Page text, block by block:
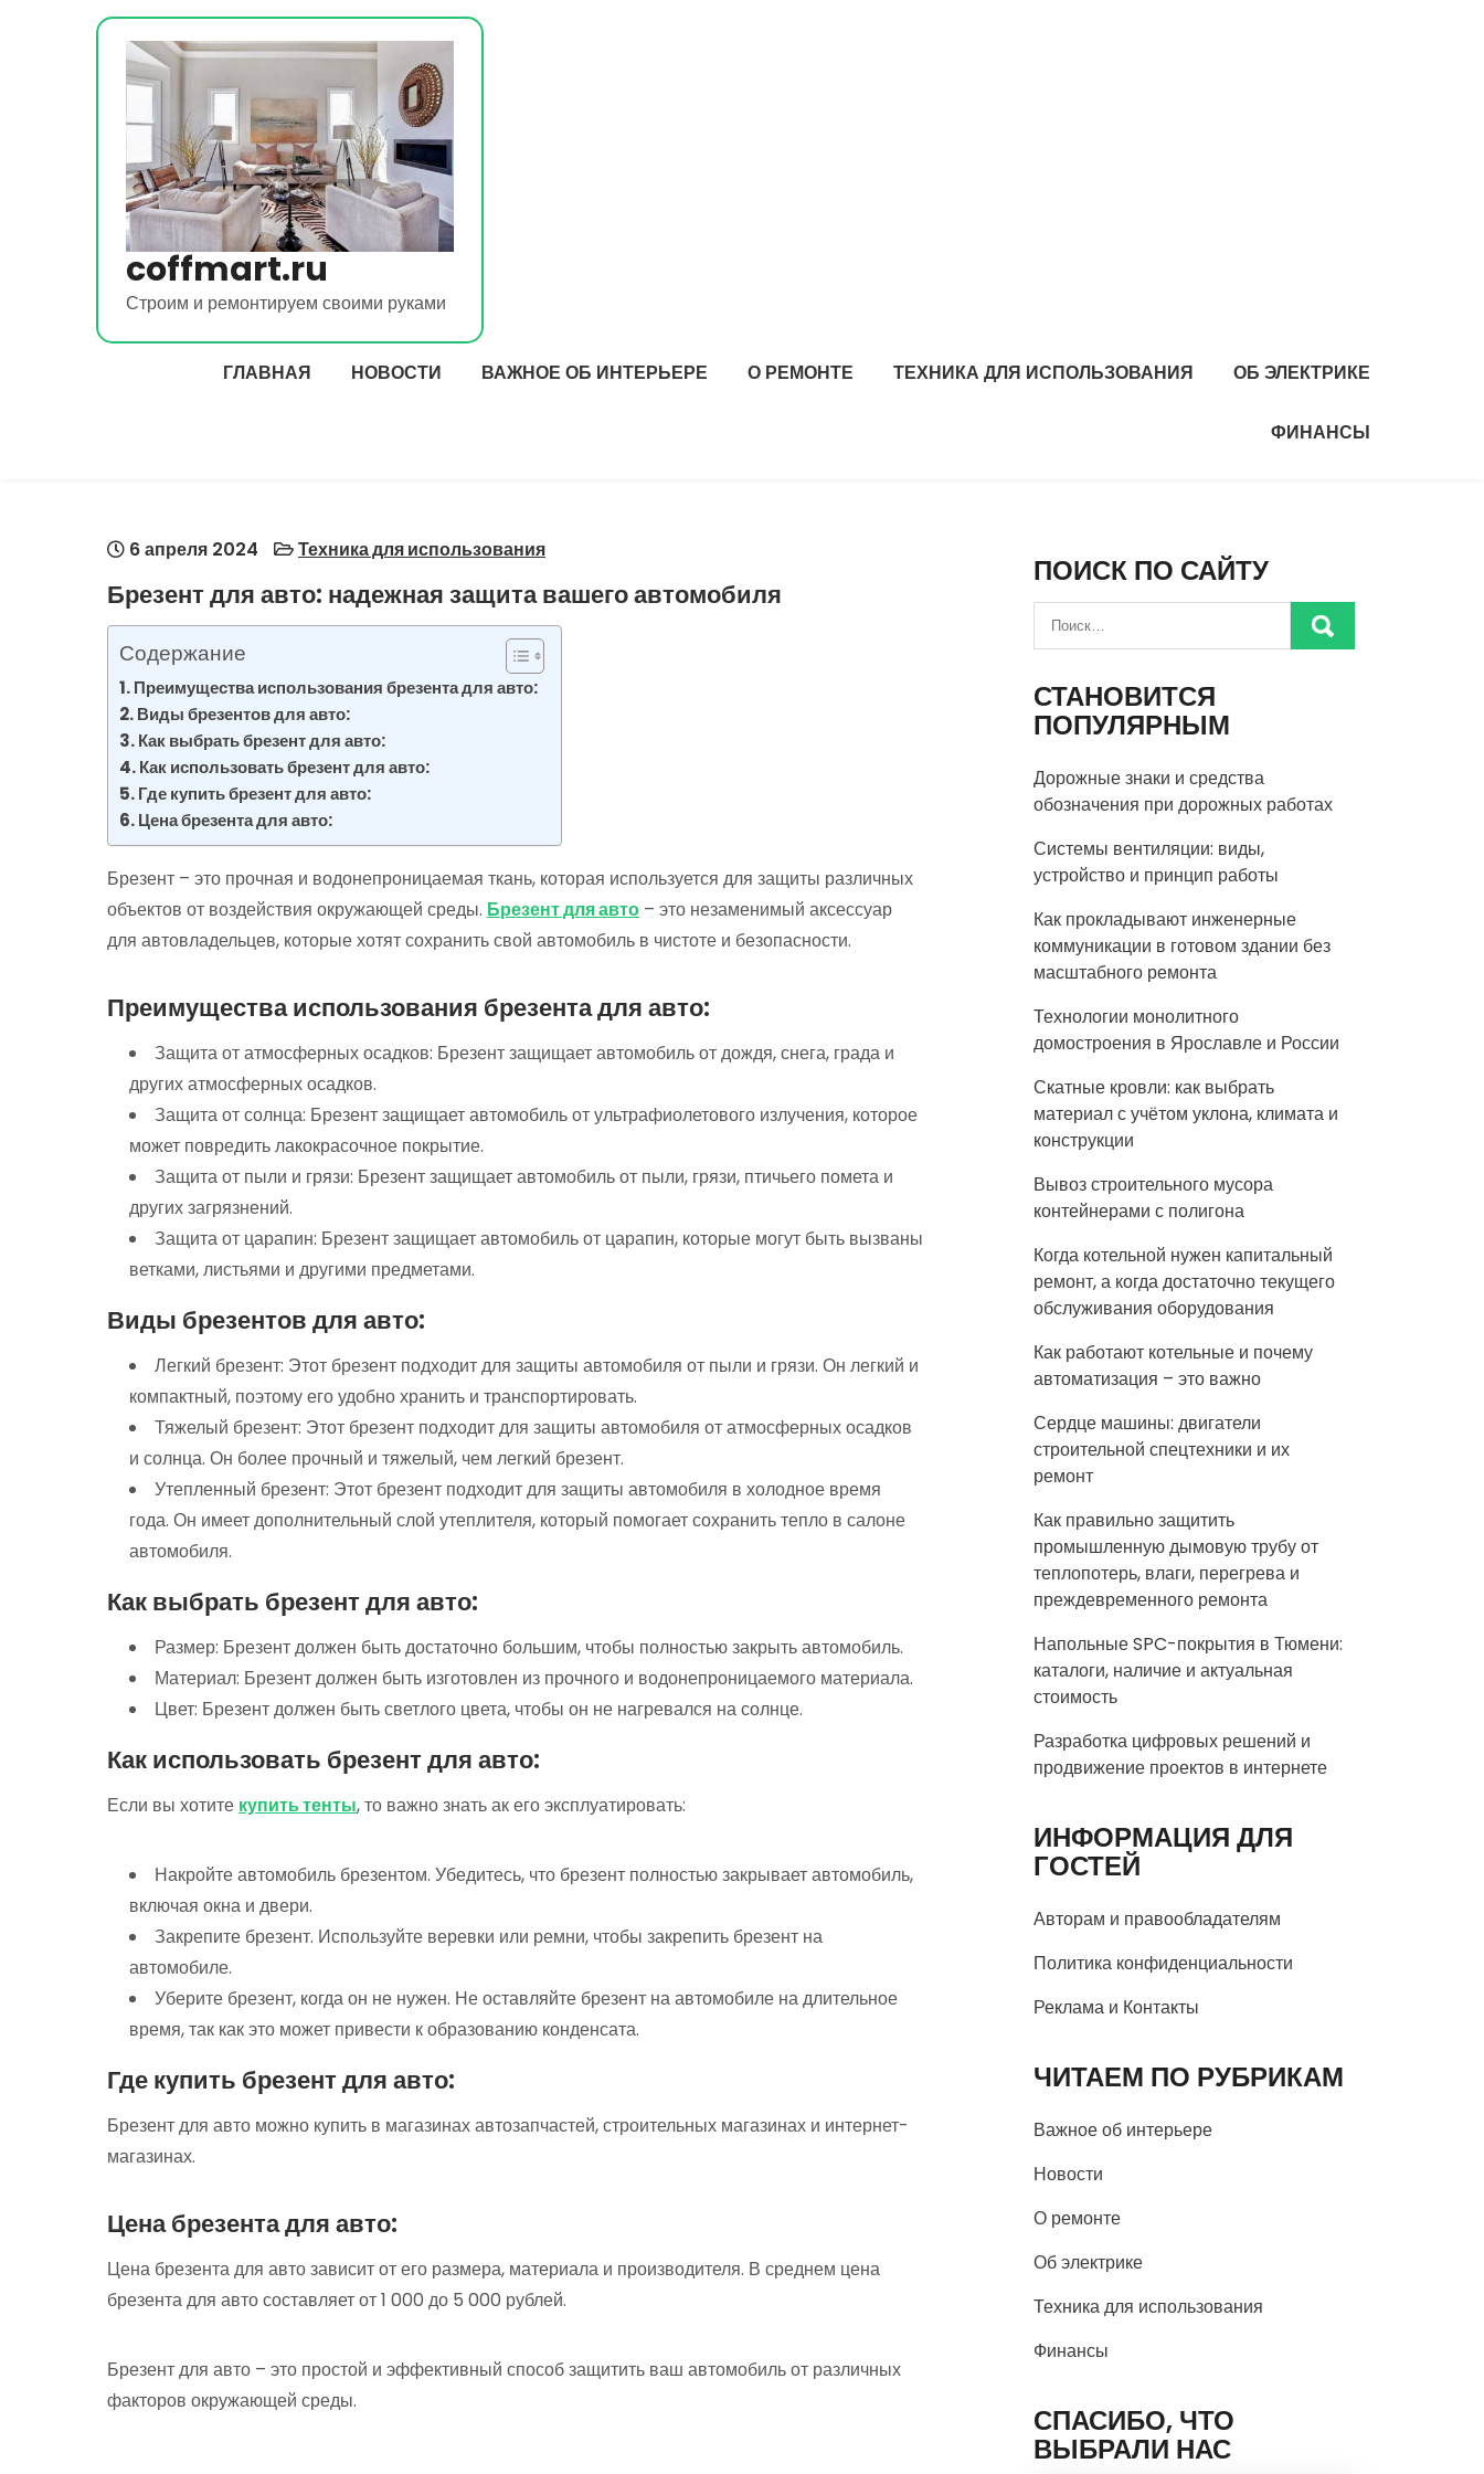
coffmart.ru
Строим и ремонтируем своими руками
ГЛАВНАЯ НОВОСТИ ВАЖНОЕ ОБ ИНТЕРЬЕРЕ О РЕМОНТЕ ТЕХНИКА ДЛЯ ИСПОЛЬЗОВАНИЯ ОБ ЭЛЕКТРИКЕ
ФИНАНСЫ
6 апреля 2024 Техника для использования
Брезент для авто: надежная защита вашего автомобиля
Содержание
Преимущества использования брезента для авто:
Виды брезентов для авто:
Как выбрать брезент для авто:
Как использовать брезент для авто:
Где купить брезент для авто:
Цена брезента для авто:
Брезент – это прочная и водонепроницаемая ткань, которая используется для защиты различных
объектов от воздействия окружающей среды. Брезент для авто – это незаменимый аксессуар
для автовладельцев, которые хотят сохранить свой автомобиль в чистоте и безопасности.
Преимущества использования брезента для авто:
Защита от атмосферных осадков: Брезент защищает автомобиль от дождя, снега, града и
других атмосферных осадков.
Защита от солнца: Брезент защищает автомобиль от ультрафиолетового излучения, которое
может повредить лакокрасочное покрытие.
Защита от пыли и грязи: Брезент защищает автомобиль от пыли, грязи, птичьего помета и
других загрязнений.
Защита от царапин: Брезент защищает автомобиль от царапин, которые могут быть вызваны
ветками, листьями и другими предметами.
Виды брезентов для авто:
Легкий брезент: Этот брезент подходит для защиты автомобиля от пыли и грязи. Он легкий и
компактный, поэтому его удобно хранить и транспортировать.
Тяжелый брезент: Этот брезент подходит для защиты автомобиля от атмосферных осадков
и солнца. Он более прочный и тяжелый, чем легкий брезент.
Утепленный брезент: Этот брезент подходит для защиты автомобиля в холодное время
года. Он имеет дополнительный слой утеплителя, который помогает сохранить тепло в салоне
автомобиля.
Как выбрать брезент для авто:
Размер: Брезент должен быть достаточно большим, чтобы полностью закрыть автомобиль.
Материал: Брезент должен быть изготовлен из прочного и водонепроницаемого материала.
Цвет: Брезент должен быть светлого цвета, чтобы он не нагревался на солнце.
Как использовать брезент для авто:
Если вы хотите купить тенты, то важно знать ак его эксплуатировать:
Накройте автомобиль брезентом. Убедитесь, что брезент полностью закрывает автомобиль,
включая окна и двери.
Закрепите брезент. Используйте веревки или ремни, чтобы закрепить брезент на
автомобиле.
Уберите брезент, когда он не нужен. Не оставляйте брезент на автомобиле на длительное
время, так как это может привести к образованию конденсата.
Где купить брезент для авто:
Брезент для авто можно купить в магазинах автозапчастей, строительных магазинах и интернет-
магазинах.
Цена брезента для авто:
Цена брезента для авто зависит от его размера, материала и производителя. В среднем цена
брезента для авто составляет от 1 000 до 5 000 рублей.
Брезент для авто – это простой и эффективный способ защитить ваш автомобиль от различных
факторов окружающей среды.
ПОИСК ПО САЙТУ
СТАНОВИТСЯ
ПОПУЛЯРНЫМ
Дорожные знаки и средства
обозначения при дорожных работах
Системы вентиляции: виды,
устройство и принцип работы
Как прокладывают инженерные
коммуникации в готовом здании без
масштабного ремонта
Технологии монолитного
домостроения в Ярославле и России
Скатные кровли: как выбрать
материал с учётом уклона, климата и
конструкции
Вывоз строительного мусора
контейнерами с полигона
Когда котельной нужен капитальный
ремонт, а когда достаточно текущего
обслуживания оборудования
Как работают котельные и почему
автоматизация – это важно
Сердце машины: двигатели
строительной спецтехники и их
ремонт
Как правильно защитить
промышленную дымовую трубу от
теплопотерь, влаги, перегрева и
преждевременного ремонта
Напольные SPC-покрытия в Тюмени:
каталоги, наличие и актуальная
стоимость
Разработка цифровых решений и
продвижение проектов в интернете
ИНФОРМАЦИЯ ДЛЯ
ГОСТЕЙ
Авторам и правообладателям
Политика конфиденциальности
Реклама и Контакты
ЧИТАЕМ ПО РУБРИКАМ
Важное об интерьере
Новости
О ремонте
Об электрике
Техника для использования
Финансы
СПАСИБО, ЧТО
ВЫБРАЛИ НАС